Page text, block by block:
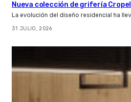
Nueva colección de grifería
La evolución del diseño residencial ha
31 JULIO, 2026